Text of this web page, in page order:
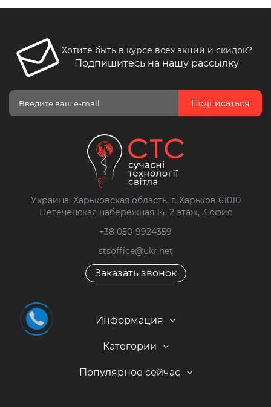
Хотите быть в курсе всех акций и скидок?
Подпишитесь на нашу рассылку
Подписаться
Украина, Харьковская область, г. Харьков 61010
Нетеченская набережная 14, 2 этаж, 3 офис
+38 050-9924359
stsoffice@ukr.net
Заказать звонок
Информация
Категории
Популярное сейчас